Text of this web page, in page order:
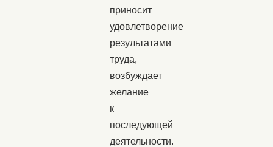
приносит
удовлетворение
результатами
труда,
возбуждает
желание
к
последующей
деятельности.